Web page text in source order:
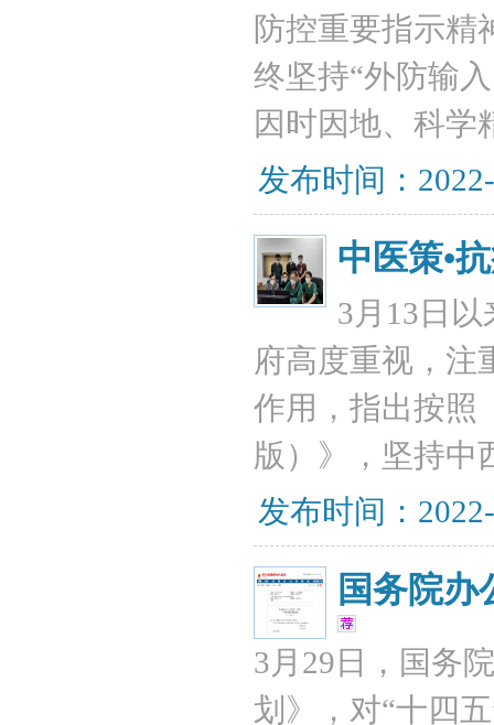
防控重要指示精
终坚持“外防输
因时因地、科学
发布时间：
中医策•
​3月13日
府高度重视，注
作用，指出按照
版）》，坚持中
发布时间：
国务院办
3月29日，国务
划》，对“十四